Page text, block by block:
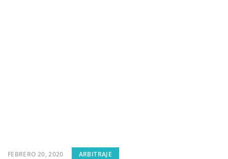
FEBRERO 20, 2020 ARBITRAJE